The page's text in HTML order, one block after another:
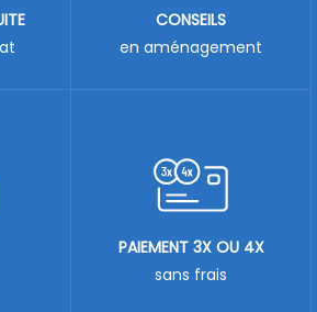
CONSEILS
en aménagement
PAIEMENT 3X OU 4X
sans frais